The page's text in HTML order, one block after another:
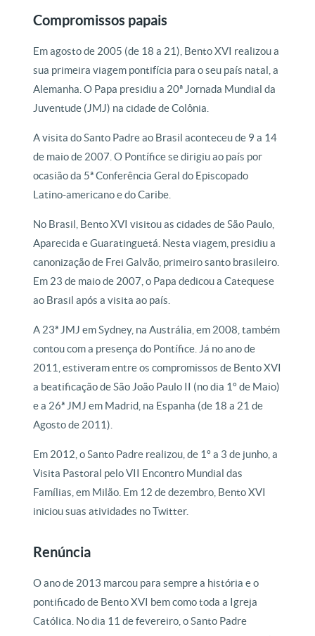
Compromissos papais
Em agosto de 2005 (de 18 a 21), Bento XVI realizou a
sua primeira viagem pontifícia para o seu país natal, a
Alemanha. O Papa presidiu a 20ª Jornada Mundial da
Juventude (JMJ) na cidade de Colônia.
A visita do Santo Padre ao Brasil aconteceu de 9 a 14
de maio de 2007. O Pontífice se dirigiu ao país por
ocasião da 5ª Conferência Geral do Episcopado
Latino-americano e do Caribe.
No Brasil, Bento XVI visitou as cidades de São Paulo,
Aparecida e Guaratinguetá. Nesta viagem, presidiu a
canonização de Frei Galvão, primeiro santo brasileiro.
Em 23 de maio de 2007, o Papa dedicou a Catequese
ao Brasil após a visita ao país.
A 23ª JMJ em Sydney, na Austrália, em 2008, também
contou com a presença do Pontífice. Já no ano de
2011, estiveram entre os compromissos de Bento XVI
a beatificação de São João Paulo II (no dia 1º de Maio)
e a 26ª JMJ em Madrid, na Espanha (de 18 a 21 de
Agosto de 2011).
Em 2012, o Santo Padre realizou, de 1º a 3 de junho, a
Visita Pastoral pelo VII Encontro Mundial das
Famílias, em Milão. Em 12 de dezembro, Bento XVI
iniciou suas atividades no Twitter.
Renúncia
O ano de 2013 marcou para sempre a história e o
pontificado de Bento XVI bem como toda a Igreja
Católica. No dia 11 de fevereiro, o Santo Padre